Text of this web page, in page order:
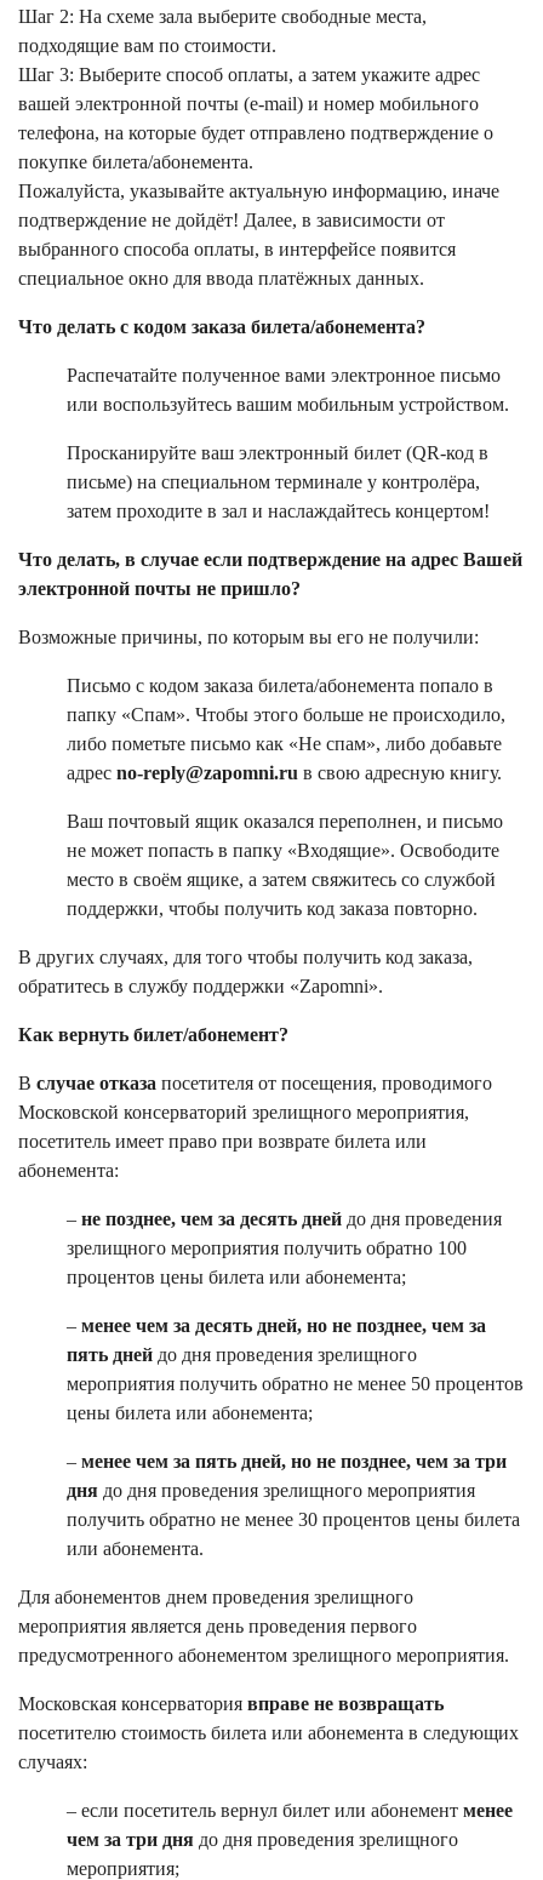
Шаг 2: На схеме зала выберите свободные места,
подходящие вам по стоимости.
Шаг 3: Выберите способ оплаты, а затем укажите адрес
вашей электронной почты (e-mail) и номер мобильного
телефона, на которые будет отправлено подтверждение о
покупке билета/абонемента.
Пожалуйста, указывайте актуальную информацию, иначе
подтверждение не дойдёт! Далее, в зависимости от
выбранного способа оплаты, в интерфейсе появится
специальное окно для ввода платёжных данных.
Что делать с кодом заказа билета/абонемента?
Распечатайте полученное вами электронное письмо
или воспользуйтесь вашим мобильным устройством.
Просканируйте ваш электронный билет (QR-код в
письме) на специальном терминале у контролёра,
затем проходите в зал и наслаждайтесь концертом!
Что делать, в случае если подтверждение на адрес Вашей
электронной почты не пришло?
Возможные причины, по которым вы его не получили:
Письмо с кодом заказа билета/абонемента попало в
папку «Спам». Чтобы этого больше не происходило,
либо пометьте письмо как «Не спам», либо добавьте
адрес no-reply@zapomni.ru в свою адресную книгу.
Ваш почтовый ящик оказался переполнен, и письмо
не может попасть в папку «Входящие». Освободите
место в своём ящике, а затем свяжитесь со службой
поддержки, чтобы получить код заказа повторно.
В других случаях, для того чтобы получить код заказа,
обратитесь в службу поддержки «Zapomni».
Как вернуть билет/абонемент?
В случае отказа посетителя от посещения, проводимого
Московской консерваторий зрелищного мероприятия,
посетитель имеет право при возврате билета или
абонемента:
– не позднее, чем за десять дней до дня проведения
зрелищного мероприятия получить обратно 100
процентов цены билета или абонемента;
– менее чем за десять дней, но не позднее, чем за
пять дней до дня проведения зрелищного
мероприятия получить обратно не менее 50 процентов
цены билета или абонемента;
– менее чем за пять дней, но не позднее, чем за три
дня до дня проведения зрелищного мероприятия
получить обратно не менее 30 процентов цены билета
или абонемента.
Для абонементов днем проведения зрелищного
мероприятия является день проведения первого
предусмотренного абонементом зрелищного мероприятия.
Московская консерватория вправе не возвращать
посетителю стоимость билета или абонемента в следующих
случаях:
– если посетитель вернул билет или абонемент менее
чем за три дня до дня проведения зрелищного
мероприятия;